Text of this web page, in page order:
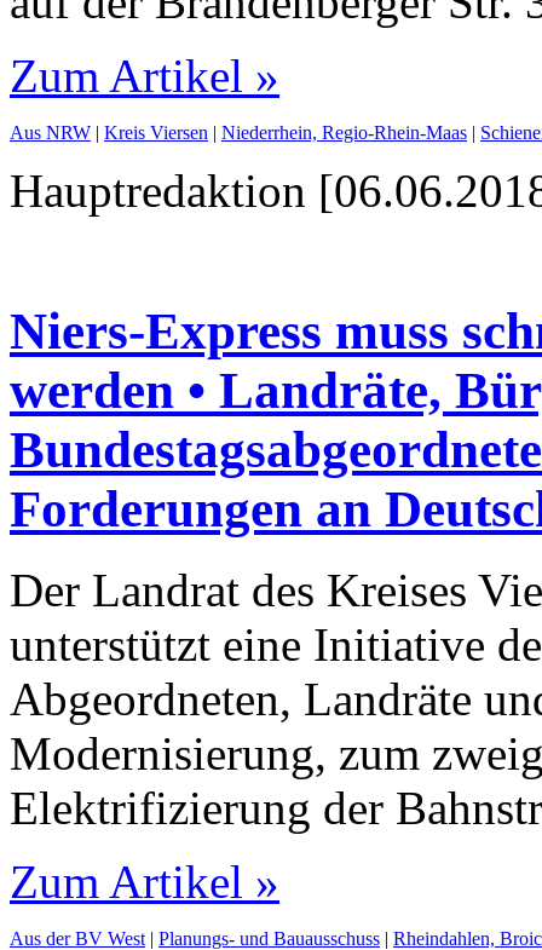
Zum Artikel »
Aus NRW | Kreis Viersen | Niederrhein, Regio-Rhein-Maas |
Hauptredaktion
Niers-Express muss
werden • Landräte,
Forderungen an
Der Landrat des Kreises
unterstützt eine Initiative
Abgeordneten, Landräte
Modernisierung, zum
Elektrifizierung der
Zum Artikel »
Aus der BV West | Planungs- und Bauausschuss | Rheindahlen,